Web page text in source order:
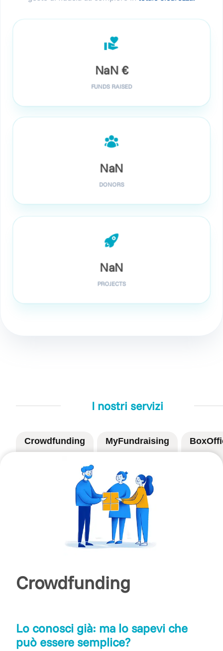
NaN €
FUNDS RAISED
NaN
DONORS
NaN
PROJECTS
I nostri servizi
Crowdfunding MyFundraising
Crowdfunding
Lo conosci già: ma lo sapevi che
può essere semplice?